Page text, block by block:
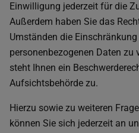
Einwilligung jederzeit für die
Außerdem haben Sie das
Umständen die
personenbezogenen Daten zu
steht Ihnen ein
Aufsichtsbehörde zu.
Hierzu sowie zu weiteren
können Sie sich jederzeit an